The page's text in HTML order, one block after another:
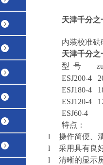
天津千分之
内装校准砝
天津千分之
型 号
ESJ200-4
ESJ180-4
ESJ120-4
ESJ60-4
特点：
l
操作简便、
l
采用具有良
l
清晰的显示